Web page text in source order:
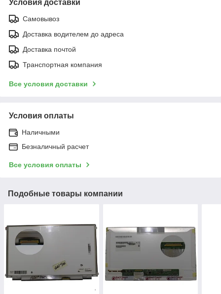
Условия доставки
Самовывоз
Доставка водителем до адреса
Доставка почтой
Транспортная компания
Все условия доставки
Условия оплаты
Наличными
Безналичный расчет
Все условия оплаты
Подобные товары компании